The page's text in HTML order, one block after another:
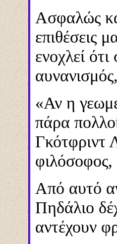
Ασφαλώς
επιθέσεις
ενοχλεί
«Αν η
πάρα
Γκότφριντ
Από αυτό
Πηδάλιο
αντέχουν